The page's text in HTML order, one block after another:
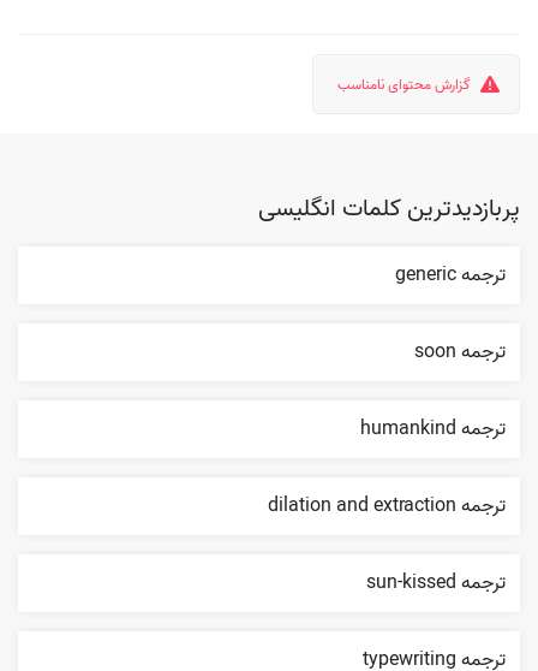
گزارش محتوای نامناسب
پربازدیدترین کلمات انگلیسی
ترجمه generic
ترجمه soon
ترجمه humankind
ترجمه dilation and extraction
ترجمه sun-kissed
ترجمه typewriting